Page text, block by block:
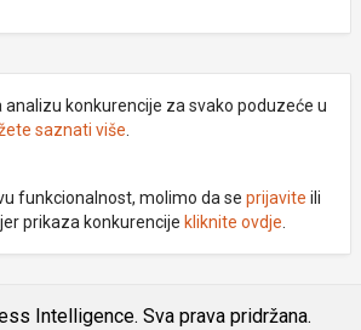
analizu konkurencije za svako poduzeće u
saznati više
funkcionalnost, molimo da se prijavite ili
prikaza konkurencije kliknite ovdje
Intelligence. Sva prava pridržana.